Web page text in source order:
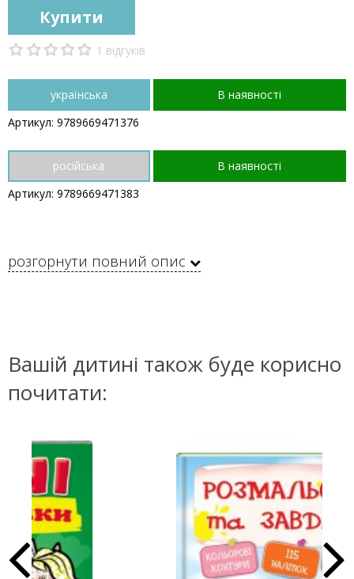
Купити
1 відгуків
українська
В наявності
Артикул: 9789669471376
російська
В наявності
Артикул: 9789669471383
розгорнути повний опис
Вашій дитині також буде корисно
почитати: